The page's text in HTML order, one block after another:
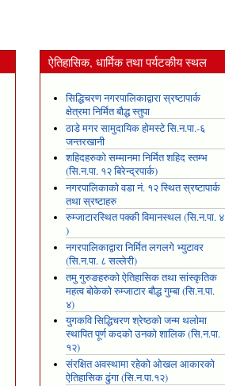
ऐतिहासिक, धार्मिक तथा पर्यटकीय स्थल
सिद्धिचरण नगरपालिकाद्वारा स्रष्टापार्क
क्षेत्रमा निर्मित बौद्ध स्तुपा
ठाडे मगर सामुदायिक होमस्टे सि.न.पा.-६
जन्तरखानी
शहिदहरुको सम्मानमा निर्मित शहिद स्तम्भ
(सि.न.पा. १२ बिरेन्द्रपार्क)
नगरपालिकाको वडा नं. १२ स्थित स्रष्टापार्क
तथा स्रष्टाहरु
रुम्जाटारस्थित पक्की विमानस्थल (सि.न.पा. ४
)
नगरपालिकाद्वारा निर्मित लगलगे भ्युटावर
(सि.न.पा. ८ सल्लेरी)
तमु गुरुङहरुको ऐतिहासिक तथा सांस्कृतिक
महत्व बोकेको रुम्जाटार बौद्ध गुम्बा (सि.न.पा.
४)
युगकवि सिद्धिचरण श्रेष्ठको जन्म थलोमा
स्थापित पूर्ण कदको उनको शालिक (सि.न.पा.
१२)
संरक्षित अवस्थामा रहेको ओखल आकारको
ऐतिहासिक ढुंगा (सि.न.पा.१२)